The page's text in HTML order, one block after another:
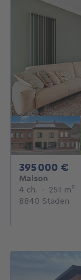
395 000 €
Maison
4 ch. 4 chambres
· 251 m²
8840 Staden